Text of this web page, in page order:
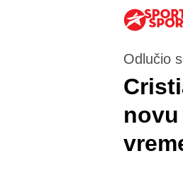
Odlučio